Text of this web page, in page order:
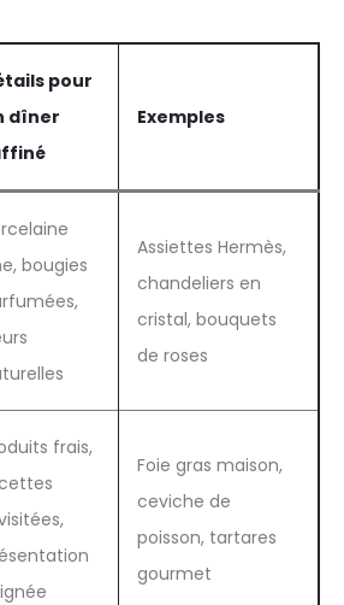
pour
dîner
Exemples
bougies
Assiettes Hermès,
chandeliers en
cristal, bouquets
de roses
frais,
Foie gras maison,
ceviche de
poisson, tartares
gourmet